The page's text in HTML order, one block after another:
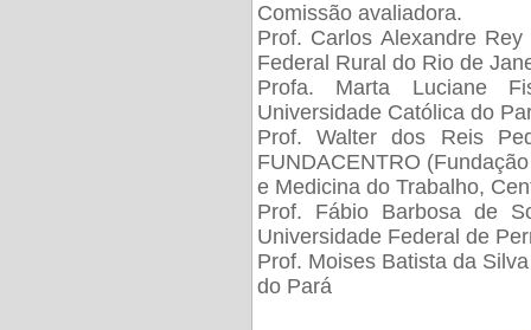
Comissão avaliadora.
Prof. Carlos Alexandre
Federal Rural do Rio de
Profa. Marta Luciane
Universidade Católica do
Prof. Walter dos Reis
FUNDACENTRO
e Medicina do Trabalho,
Prof. Fábio Barbosa de
Universidade Federal de
Prof. Moises Batista da
do Pará